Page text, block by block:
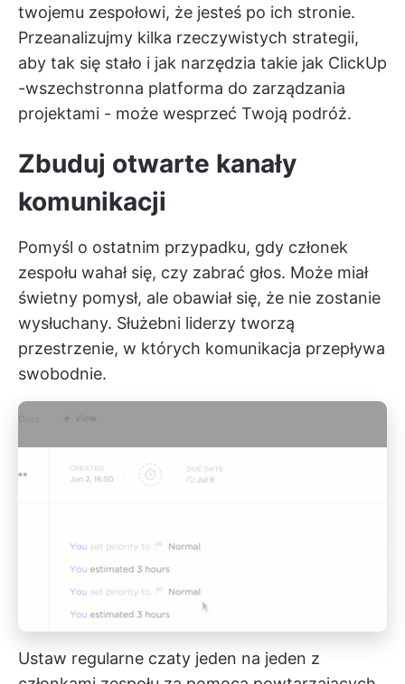
twojemu zespołowi, że jesteś po ich stronie.
Przeanalizujmy kilka rzeczywistych strategii,
aby tak się stało i jak narzędzia takie jak ClickUp
-wszechstronna platforma do zarządzania
projektami - może wesprzeć Twoją podróż.
Zbuduj otwarte kanały
komunikacji
Pomyśl o ostatnim przypadku, gdy członek
zespołu wahał się, czy zabrać głos. Może miał
świetny pomysł, ale obawiał się, że nie zostanie
wysłuchany. Służebni liderzy tworzą
przestrzenie, w których komunikacja przepływa
swobodnie.
Ustaw regularne czaty jeden na jeden z